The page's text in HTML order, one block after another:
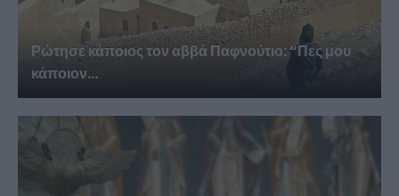
Ρώτησε κάποιος τον αββά Παφνούτιο: “Πες μου
κάποιον...